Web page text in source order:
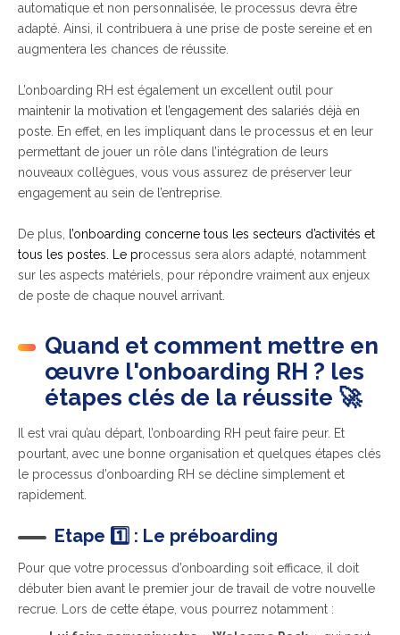
automatique et non personnalisée, le processus devra être
adapté. Ainsi, il contribuera à une prise de poste sereine et en
augmentera les chances de réussite.
L’onboarding RH est également un excellent outil pour
maintenir la motivation et l’engagement des salariés déjà en
poste. En effet, en les impliquant dans le processus et en leur
permettant de jouer un rôle dans l’intégration de leurs
nouveaux collègues, vous vous assurez de préserver leur
engagement au sein de l’entreprise.
De plus,
l’onboarding concerne tous les secteurs d’activités et
tous les postes. Le processus sera alors adapté, notamment
sur les aspects matériels, pour répondre vraiment aux enjeux
de poste de chaque nouvel arrivant.
Quand et comment mettre en
œuvre l'onboarding RH ? les
étapes clés de la réussite 🚀
Il est vrai qu’au départ, l’onboarding RH peut faire peur. Et
pourtant, avec une bonne organisation et quelques étapes clés
le processus d’onboarding RH se décline simplement et
rapidement.
Etape 1️⃣ : Le préboarding
Pour que votre processus d’onboarding soit efficace, il doit
débuter bien avant le premier jour de travail de votre nouvelle
recrue. Lors de cette étape, vous pourrez notamment :